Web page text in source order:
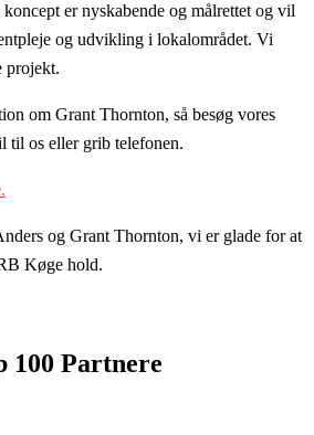
er nyskabende og målrettet og vil
og udvikling i lokalområdet. Vi
projekt.
om Grant Thornton, så besøg vores
til os eller grib telefonen.
og Grant Thornton, vi er glade for at
Køge hold.
100 Partnere